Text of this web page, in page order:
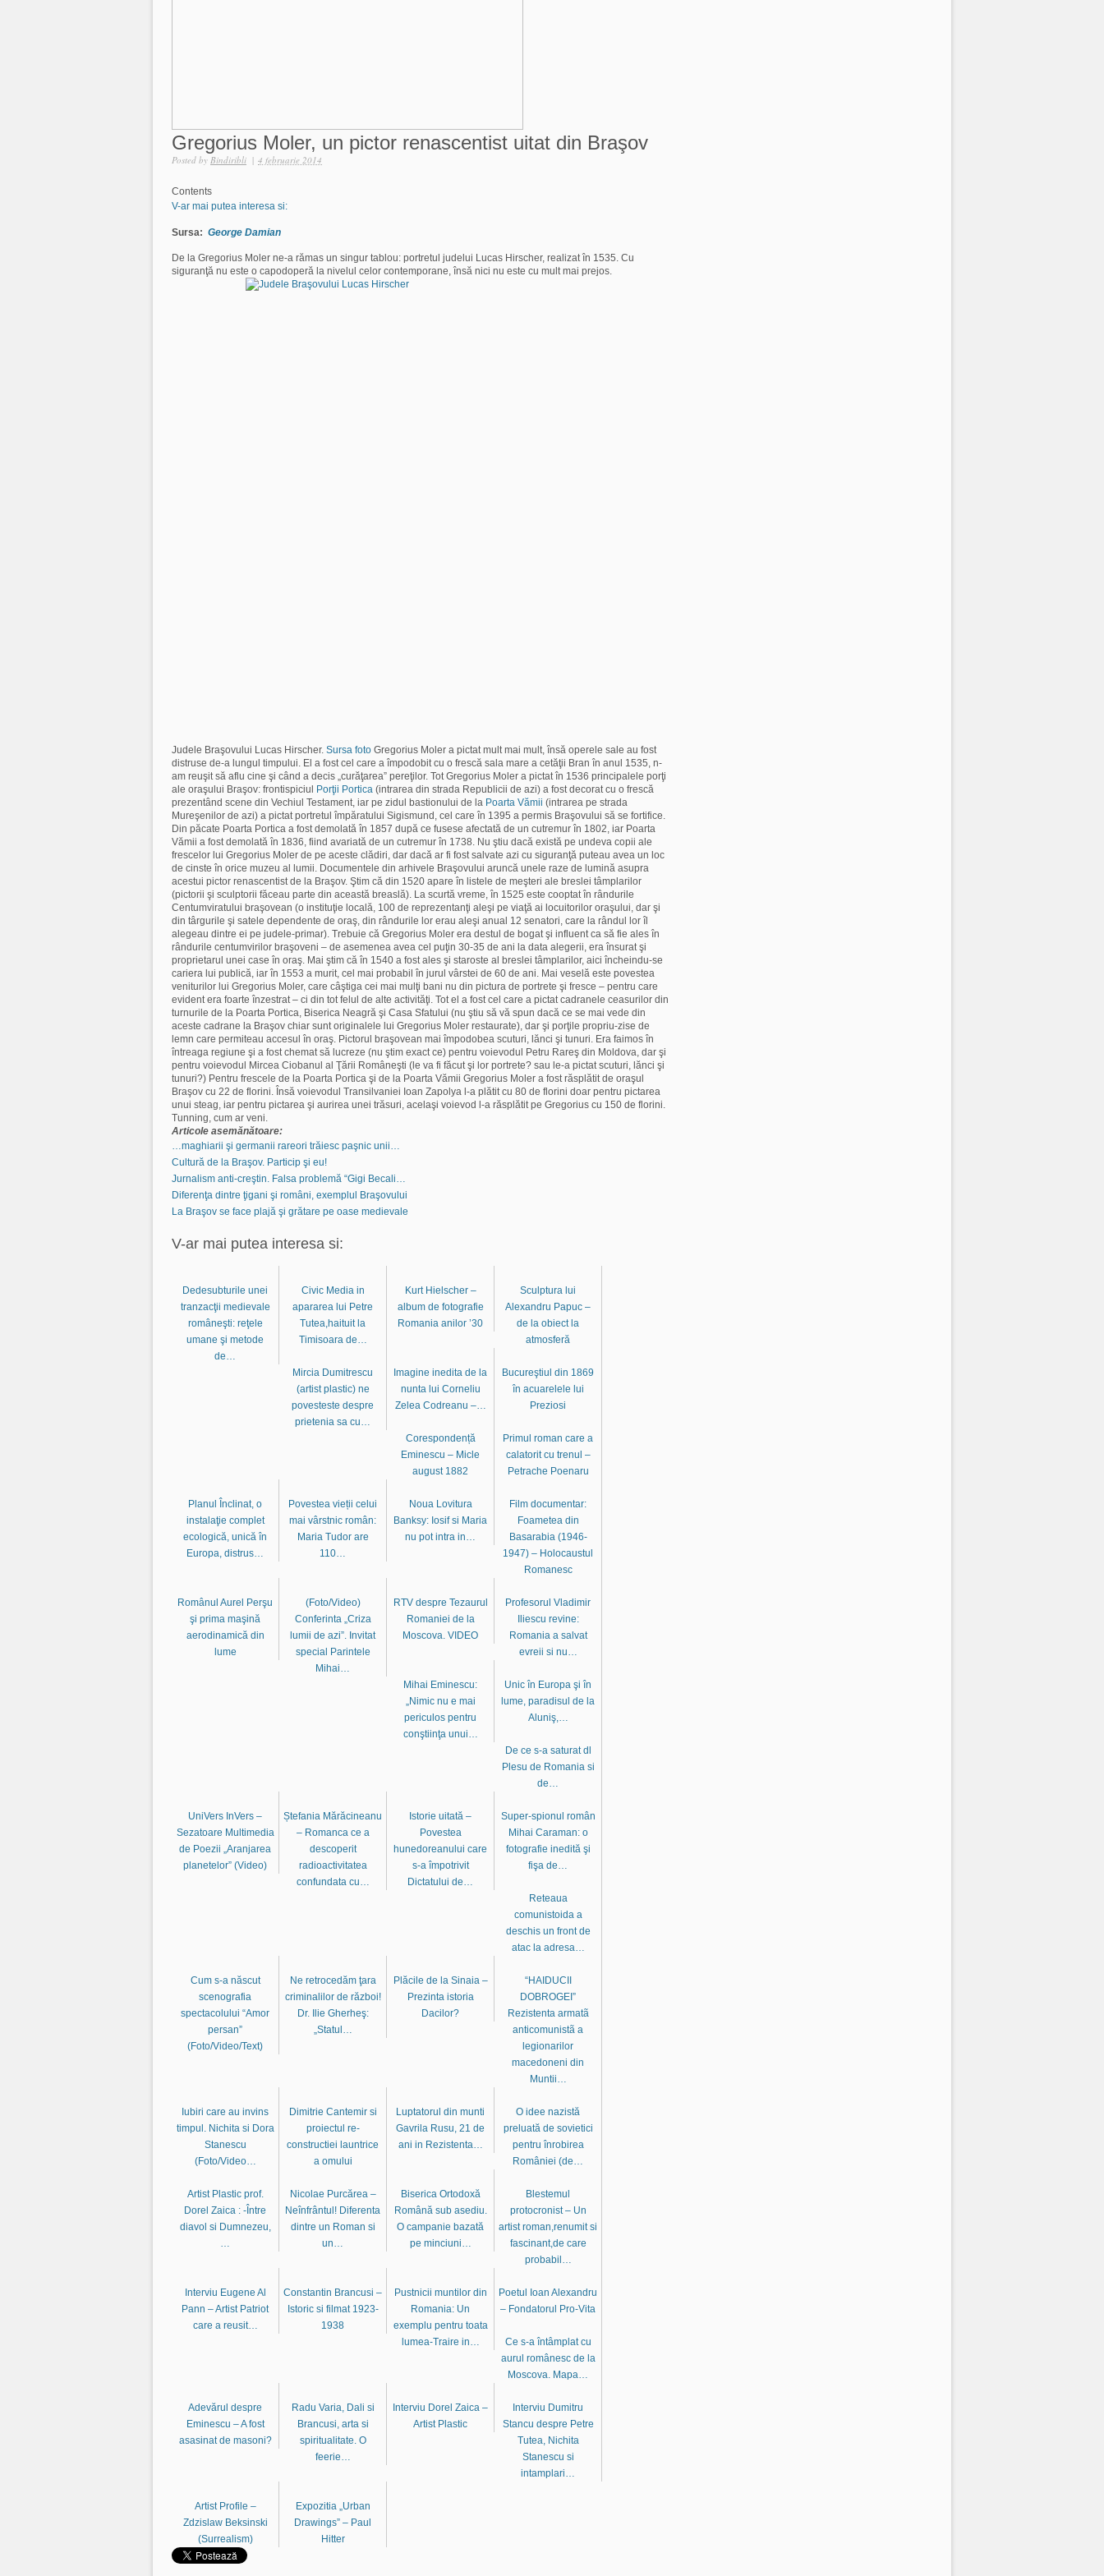
Gregorius Moler, un pictor renascentist uitat din Braşov
Posted by Bindiribli | 4 februarie 2014
Contents
V-ar mai putea interesa si:
Sursa: George Damian
De la Gregorius Moler ne-a rămas un singur tablou: portretul judelui Lucas Hirscher, realizat în 1535. Cu
siguranţă nu este o capodoperă la nivelul celor contemporane, însă nici nu este cu mult mai prejos.
Judele Braşovului Lucas Hirscher. Sursa foto Gregorius Moler a pictat mult mai mult, însă operele sale au fost
distruse de-a lungul timpului. El a fost cel care a împodobit cu o frescă sala mare a cetăţii Bran în anul 1535, n-
am reuşit să aflu cine şi când a decis „curăţarea” pereţilor. Tot Gregorius Moler a pictat în 1536 principalele porţi
ale oraşului Braşov: frontispiciul Porţii Portica (intrarea din strada Republicii de azi) a fost decorat cu o frescă
prezentând scene din Vechiul Testament, iar pe zidul bastionului de la Poarta Vămii (intrarea pe strada
Mureşenilor de azi) a pictat portretul împăratului Sigismund, cel care în 1395 a permis Braşovului să se fortifice.
Din păcate Poarta Portica a fost demolată în 1857 după ce fusese afectată de un cutremur în 1802, iar Poarta
Vămii a fost demolată în 1836, fiind avariată de un cutremur în 1738. Nu ştiu dacă există pe undeva copii ale
frescelor lui Gregorius Moler de pe aceste clădiri, dar dacă ar fi fost salvate azi cu siguranţă puteau avea un loc
de cinste în orice muzeu al lumii. Documentele din arhivele Braşovului aruncă unele raze de lumină asupra
acestui pictor renascentist de la Braşov. Ştim că din 1520 apare în listele de meşteri ale breslei tâmplarilor
(pictorii şi sculptorii făceau parte din această breaslă). La scurtă vreme, în 1525 este cooptat în rândurile
Centumviratului braşovean (o instituţie locală, 100 de reprezentanţi aleşi pe viaţă ai locuitorilor oraşului, dar şi
din târgurile şi satele dependente de oraş, din rândurile lor erau aleşi anual 12 senatori, care la rândul lor îl
alegeau dintre ei pe judele-primar). Trebuie că Gregorius Moler era destul de bogat şi influent ca să fie ales în
rândurile centumvirilor braşoveni – de asemenea avea cel puţin 30-35 de ani la data alegerii, era însurat şi
proprietarul unei case în oraş. Mai ştim că în 1540 a fost ales şi staroste al breslei tâmplarilor, aici încheindu-se
cariera lui publică, iar în 1553 a murit, cel mai probabil în jurul vârstei de 60 de ani. Mai veselă este povestea
veniturilor lui Gregorius Moler, care câştiga cei mai mulţi bani nu din pictura de portrete şi fresce – pentru care
evident era foarte înzestrat – ci din tot felul de alte activităţi. Tot el a fost cel care a pictat cadranele ceasurilor din
turnurile de la Poarta Portica, Biserica Neagră şi Casa Sfatului (nu ştiu să vă spun dacă ce se mai vede din
aceste cadrane la Braşov chiar sunt originalele lui Gregorius Moler restaurate), dar şi porţile propriu-zise de
lemn care permiteau accesul în oraş. Pictorul braşovean mai împodobea scuturi, lănci şi tunuri. Era faimos în
întreaga regiune şi a fost chemat să lucreze (nu ştim exact ce) pentru voievodul Petru Rareş din Moldova, dar şi
pentru voievodul Mircea Ciobanul al Ţării Româneşti (le va fi făcut şi lor portrete? sau le-a pictat scuturi, lănci şi
tunuri?) Pentru frescele de la Poarta Portica şi de la Poarta Vămii Gregorius Moler a fost răsplătit de oraşul
Braşov cu 22 de florini. Însă voievodul Transilvaniei Ioan Zapolya l-a plătit cu 80 de florini doar pentru pictarea
unui steag, iar pentru pictarea şi aurirea unei trăsuri, acelaşi voievod l-a răsplătit pe Gregorius cu 150 de florini.
Tunning, cum ar veni.
Articole asemănătoare:
…maghiarii şi germanii rareori trăiesc paşnic unii…
Cultură de la Braşov. Particip şi eu!
Jurnalism anti-creştin. Falsa problemă “Gigi Becali…
Diferenţa dintre ţigani şi români, exemplul Braşovului
La Braşov se face plajă şi grătare pe oase medievale
V-ar mai putea interesa si:
Dedesubturile unei
tranzacţii medievale
româneşti: reţele
umane şi metode
de…
Civic Media in
apararea lui Petre
Tutea,haituit la
Timisoara de…
Kurt Hielscher –
album de fotografie
Romania anilor ’30
Sculptura lui
Alexandru Papuc –
de la obiect la
atmosferă
Mircia Dumitrescu
(artist plastic) ne
povesteste despre
prietenia sa cu…
Imagine inedita de la
nunta lui Corneliu
Zelea Codreanu –…
Bucureştiul din 1869
în acuarelele lui
Preziosi
Corespondență
Eminescu – Micle
august 1882
Primul roman care a
calatorit cu trenul –
Petrache Poenaru
Planul Înclinat, o
instalaţie complet
ecologică, unică în
Europa, distrus…
Povestea vieții celui
mai vârstnic român:
Maria Tudor are
110…
Noua Lovitura
Banksy: Iosif si Maria
nu pot intra in…
Film documentar:
Foametea din
Basarabia (1946-
1947) – Holocaustul
Romanesc
Românul Aurel Perşu
şi prima maşină
aerodinamică din
lume
(Foto/Video)
Conferinta „Criza
lumii de azi”. Invitat
special Parintele
Mihai…
RTV despre Tezaurul
Romaniei de la
Moscova. VIDEO
Profesorul Vladimir
Iliescu revine:
Romania a salvat
evreii si nu…
Mihai Eminescu:
„Nimic nu e mai
periculos pentru
conştiinţa unui…
Unic în Europa şi în
lume, paradisul de la
Aluniş,…
De ce s-a saturat dl
Plesu de Romania si
de…
UniVers InVers –
Sezatoare Multimedia
de Poezii „Aranjarea
planetelor” (Video)
Ștefania Mărăcineanu
– Romanca ce a
descoperit
radioactivitatea
confundata cu…
Istorie uitată –
Povestea
hunedoreanului care
s-a împotrivit
Dictatului de…
Super-spionul român
Mihai Caraman: o
fotografie inedită şi
fişa de…
Reteaua
comunistoida a
deschis un front de
atac la adresa…
Cum s-a născut
scenografia
spectacolului “Amor
persan”
(Foto/Video/Text)
Ne retrocedăm ţara
criminalilor de război!
Dr. Ilie Gherheş:
„Statul…
Plăcile de la Sinaia –
Prezinta istoria
Dacilor?
“HAIDUCII
DOBROGEI”
Rezistenta armatã
anticomunistã a
legionarilor
macedoneni din
Muntii…
Iubiri care au invins
timpul. Nichita si Dora
Stanescu
(Foto/Video…
Dimitrie Cantemir si
proiectul re-
constructiei launtrice
a omului
Luptatorul din munti
Gavrila Rusu, 21 de
ani in Rezistenta…
O idee nazistă
preluată de sovietici
pentru înrobirea
României (de…
Artist Plastic prof.
Dorel Zaica : -Între
diavol si Dumnezeu,
Nicolae Purcărea –
Neînfrântul! Diferenta
dintre un Roman si
un…
Biserica Ortodoxă
Română sub asediu.
O campanie bazată
pe minciuni…
Blestemul
protocronist – Un
artist roman,renumit si
fascinant,de care
probabil…
Interviu Eugene Al
Pann – Artist Patriot
care a reusit…
Constantin Brancusi –
Istoric si filmat 1923-
1938
Pustnicii muntilor din
Romania: Un
exemplu pentru toata
lumea-Traire in…
Poetul Ioan Alexandru
– Fondatorul Pro-Vita
Ce s-a întâmplat cu
aurul românesc de la
Moscova. Mapa…
Adevărul despre
Eminescu – A fost
asasinat de masoni?
Radu Varia, Dali si
Brancusi, arta si
spiritualitate. O
feerie…
Interviu Dorel Zaica –
Artist Plastic
Interviu Dumitru
Stancu despre Petre
Tutea, Nichita
Stanescu si
intamplari…
Artist Profile –
Zdzislaw Beksinski
(Surrealism)
Expozitia „Urban
Drawings” – Paul
Hitter